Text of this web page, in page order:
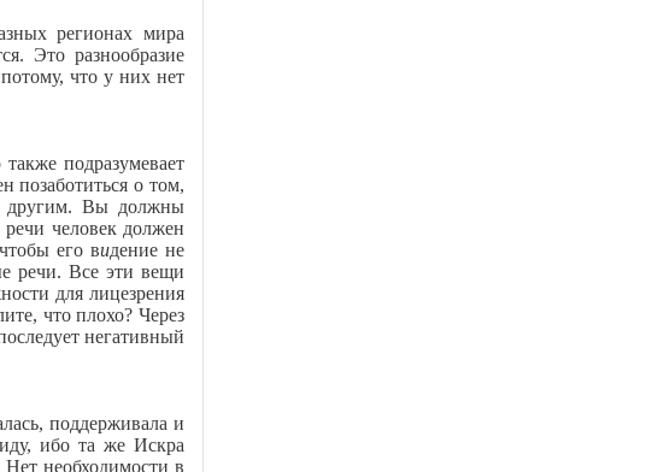
регионах мира
Это разнообразие
что у них нет
подразумевает
позаботиться о том,
другим. Вы должны
человек должен
его видение не
речи. Все эти вещи
для лицезрения
что плохо? Через
негативный
поддерживала и
ибо та же Искра
необходимости в